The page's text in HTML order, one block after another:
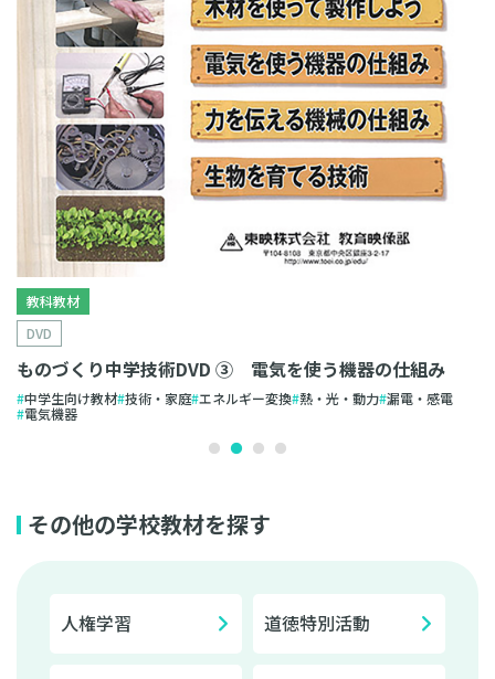
教科教材
DVD
ものづくり中学技術DVD ③ 電気を使う機器の仕組み
中学生向け教材 技術・家庭 エネルギー変換 熱・光・動力 漏電・感電
電気機器
その他の学校教材を探す
人権学習 道徳特別活動